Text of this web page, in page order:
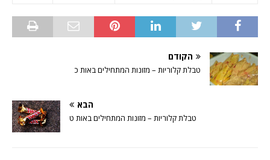
הקודם
טבלת קלוריות – מזונות המתחילים באות כ
הבא
טבלת קלוריות – מזונות המתחילים באות ט